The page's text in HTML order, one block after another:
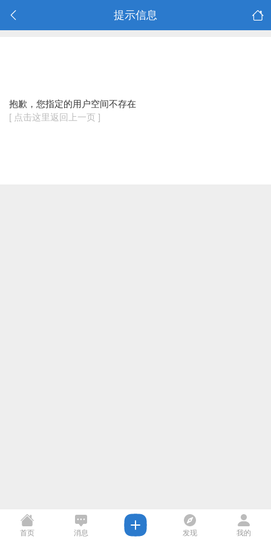
提示信息
抱歉，您指定的用户空间不存在
[ 点击这里返回上一页 ]
首页 消息 发现 我的